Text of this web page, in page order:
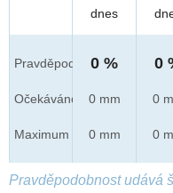
Pravděpod.
Očekáváno
Maximum
dnes
0 %
0 mm
0 mm
0
0
0
Pravděpodobnost udává